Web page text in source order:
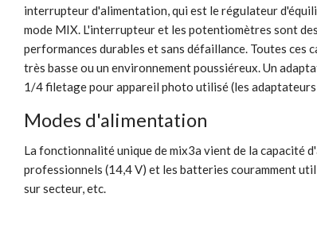
interrupteur d'alimentation, qui est le régulateur
mode MIX. L'interrupteur et les potentiomètres sont
performances durables et sans défaillance. Toutes
très basse ou un environnement poussiéreux. Un
1/4 filetage pour appareil photo utilisé (les
Modes d'alimentation
La fonctionnalité unique de mix3a vient de la capacité
professionnels (14,4 V) et les batteries couramment
sur secteur, etc.